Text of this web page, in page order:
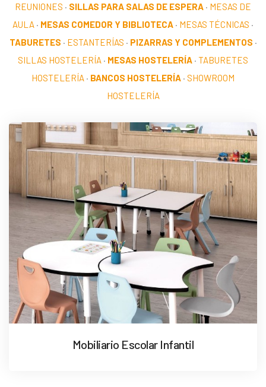
REUNIONES · SILLAS PARA SALAS DE ESPERA · MESAS DE
AULA · MESAS COMEDOR Y BIBLIOTECA · MESAS TÉCNICAS ·
TABURETES · ESTANTERÍAS · PIZARRAS Y COMPLEMENTOS ·
SILLAS HOSTELERÍA · MESAS HOSTELERÍA · TABURETES
HOSTELERÍA · BANCOS HOSTELERÍA · SHOWROOM
HOSTELERÍA
Mobiliario Escolar Infantil